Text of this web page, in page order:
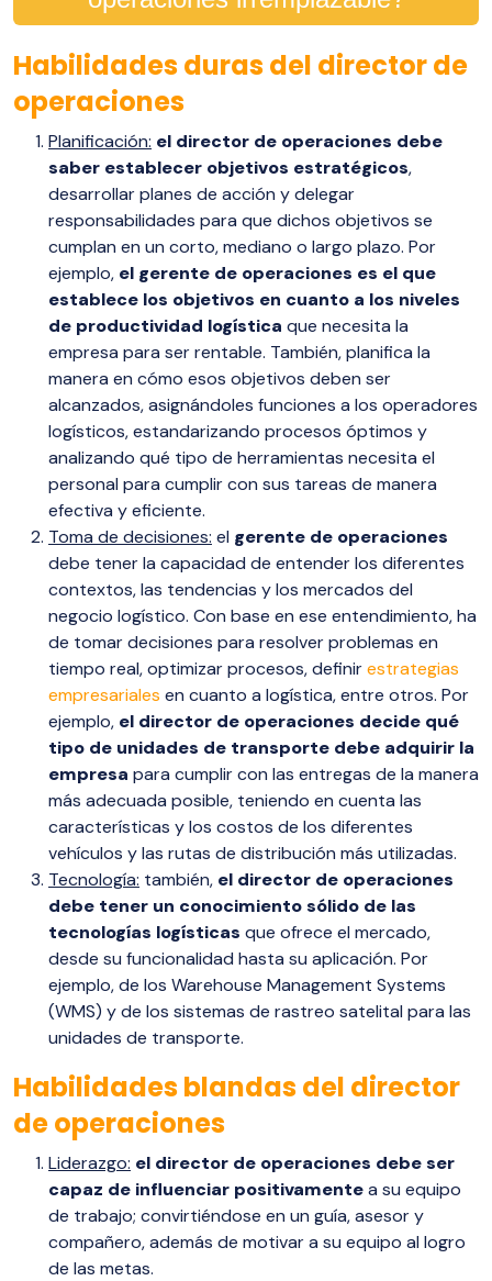
Habilidades duras del director de
operaciones
Planificación: el director de operaciones debe
saber establecer objetivos estratégicos,
desarrollar planes de acción y delegar
responsabilidades para que dichos objetivos se
cumplan en un corto, mediano o largo plazo. Por
ejemplo, el gerente de operaciones es el que
establece los objetivos en cuanto a los niveles
de productividad logística que necesita la
empresa para ser rentable. También, planifica la
manera en cómo esos objetivos deben ser
alcanzados, asignándoles funciones a los operadores
logísticos, estandarizando procesos óptimos y
analizando qué tipo de herramientas necesita el
personal para cumplir con sus tareas de manera
efectiva y eficiente.
Toma de decisiones: el gerente de operaciones
debe tener la capacidad de entender los diferentes
contextos, las tendencias y los mercados del
negocio logístico. Con base en ese entendimiento, ha
de tomar decisiones para resolver problemas en
tiempo real, optimizar procesos, definirestrategias
empresariales en cuanto a logística, entre otros. Por
ejemplo, el director de operaciones decide qué
tipo de unidades de transporte debe adquirir la
empresa para cumplir con las entregas de la manera
más adecuada posible, teniendo en cuenta las
características y los costos de los diferentes
vehículos y las rutas de distribución más utilizadas.
Tecnología: también, el director de operaciones
debe tener un conocimiento sólido de las
tecnologías logísticas que ofrece el mercado,
desde su funcionalidad hasta su aplicación. Por
ejemplo, de los Warehouse Management Systems
(WMS) y de los sistemas de rastreo satelital para las
unidades de transporte.
Habilidades blandas del director
de operaciones
Liderazgo: el director de operaciones debe ser
capaz de influenciar positivamentea su equipo
de trabajo; convirtiéndose en un guía, asesor y
compañero, además de motivar a su equipo al logro
de las metas.